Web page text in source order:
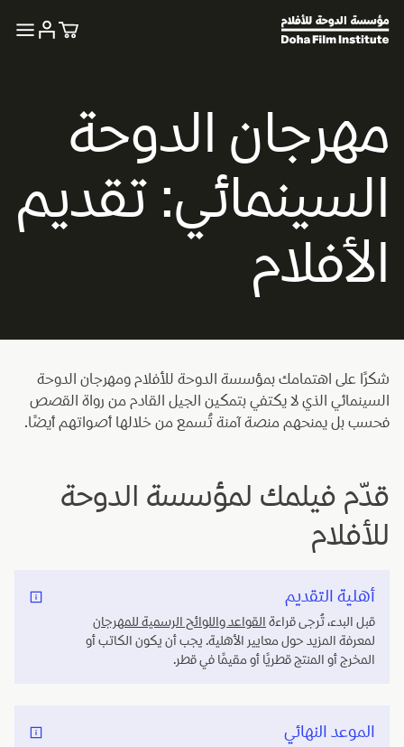
مهرجان الدوحة
السينمائي: تقديم
الأفلام
شكرًا على اهتمامك بمؤسسة الدوحة للأفلام ومهرجان الدوحة
السينمائي الذي لا يكتفي بتمكين الجيل القادم من رواة القصص
فحسب بل يمنحهم منصة آمنة تُسمع من خلالها أصواتهم أيضًا.
قدّم فيلمك لمؤسسة الدوحة
للأفلام
أهلية التقديم
قبل البدء، تُرجى قراءة القواعد واللوائح الرسمية للمهرجان
لمعرفة المزيد حول معايير الأهلية. يجب أن يكون الكاتب أو
المخرج أو المنتج قطريًا أو مقيمًا في قطر.
الموعد النهائي